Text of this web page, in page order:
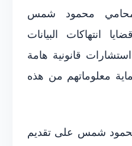
محمود شمس
انتهاكات البيانات
قانونية هامة
معلوماتهم من هذه
شمس على تقديم